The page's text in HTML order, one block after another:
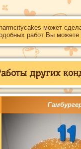
может
работ Вы можете
других